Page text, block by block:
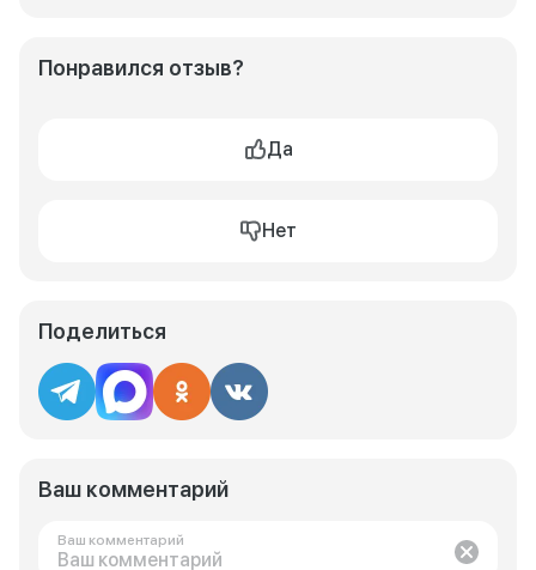
Понравился отзыв?
Да
Нет
Поделиться
Ваш комментарий
Ваш комментарий